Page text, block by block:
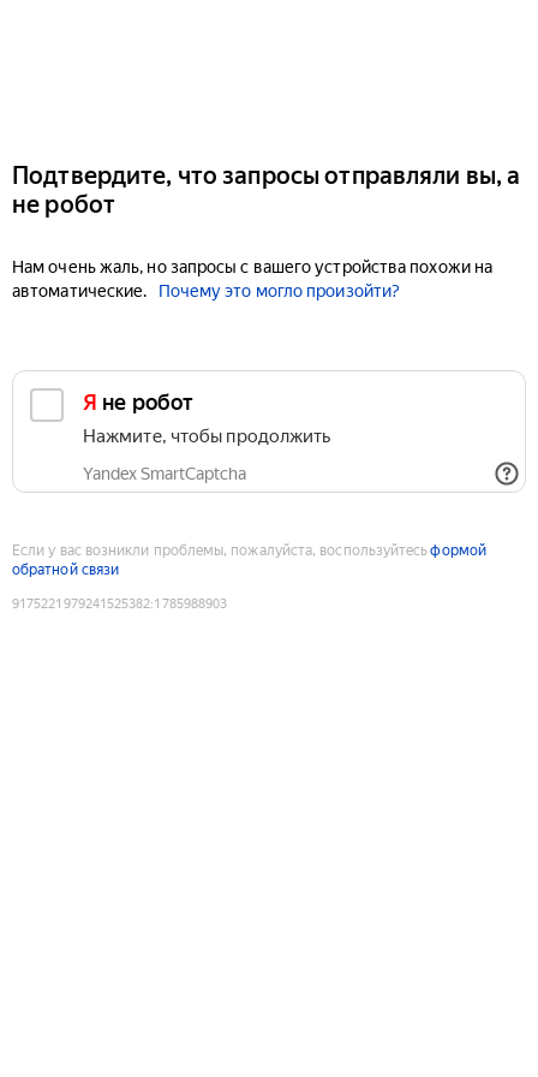
Подтвердите, что запросы отправляли вы, а
не робот
Нам очень жаль, но запросы с вашего устройства похожи на
автоматические.
Почему это могло произойти?
Я не робот
Нажмите, чтобы продолжить
Yandex SmartCaptcha
Если у вас возникли проблемы, пожалуйста, воспользуйтесьформой
обратной связи
9175221979241525382:1785988903